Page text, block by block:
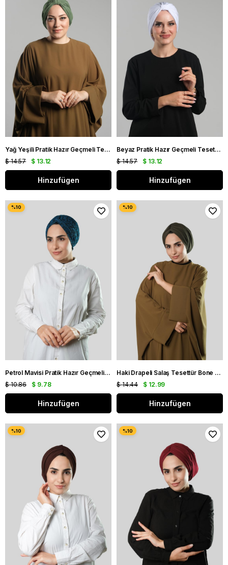
Yağ Yeşili Pratik Hazır Geçmeli Tesettür Bone Sandy Pileli Salaş 2121_36
$ 13.12
$ 14.57
Hinzufügen
Beyaz Pratik Hazır Geçmeli Tesettür Bone Sandy Pileli Salaş 2121_42
$ 13.12
$ 14.57
Hinzufügen
Petrol Mavisi Pratik Hazır Geçmeli Tesettür Bone Jakar Kendinden Desenli 1209_17
$ 9.78
$ 10.86
Hinzufügen
Haki Drapeli Salaş Tesettür Bone Sandy Büzgülü 2315_09
$ 12.99
$ 14.44
Hinzufügen